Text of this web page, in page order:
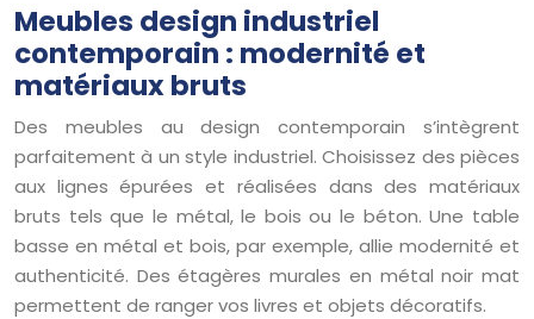
Meubles design industriel
contemporain : modernité et
matériaux bruts
Des meubles au design contemporain s’intègrent
parfaitement à un style industriel. Choisissez des pièces
aux lignes épurées et réalisées dans des matériaux
bruts tels que le métal, le bois ou le béton. Une table
basse en métal et bois, par exemple, allie modernité et
authenticité. Des étagères murales en métal noir mat
permettent de ranger vos livres et objets décoratifs.